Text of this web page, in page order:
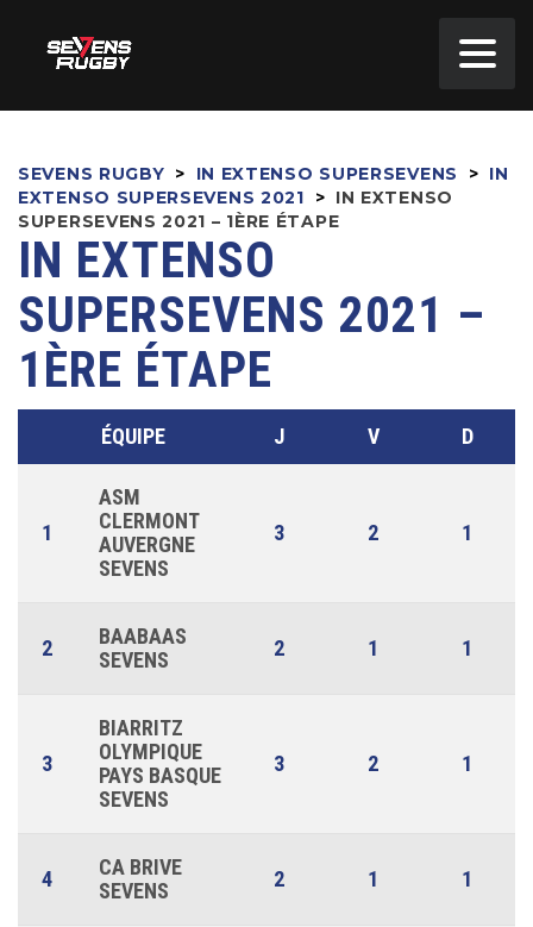
SEVENS RUGBY > IN EXTENSO SUPERSEVENS > IN
EXTENSO SUPERSEVENS 2021
> IN EXTENSO
SUPERSEVENS 2021 – 1ÈRE ÉTAPE
IN EXTENSO
SUPERSEVENS 2021 –
1ÈRE ÉTAPE
ÉQUIPE J V D
1
ASM
CLERMONT
AUVERGNE
SEVENS
3 2 1
2
BAABAAS
SEVENS
2 1 1
3
BIARRITZ
OLYMPIQUE
PAYS BASQUE
SEVENS
3 2 1
4
CA BRIVE
SEVENS
2 1 1